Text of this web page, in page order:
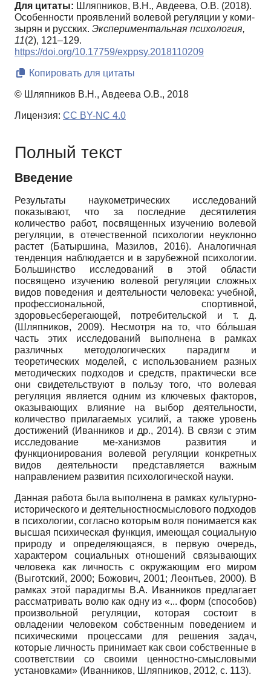
Для цитаты: Шляпников, В.Н., Авдеева, О.В. (2018).
Особенности проявлений волевой регуляции у коми-
зырян и русских. Экспериментальная психология,
11(2), 121–129.
https://doi.org/10.17759/exppsy.2018110209
Копировать для цитаты
© Шляпников В.Н., Авдеева О.В., 2018
Лицензия: CC BY-NC 4.0
Полный текст
Введение
Результаты наукометрических исследований
показывают, что за последние десятилетия
количество работ, посвященных изучению волевой
регуляции, в отечественной психологии неуклонно
растет (Батыршина, Мазилов, 2016). Аналогичная
тенденция наблюдается и в зарубежной психологии.
Большинство исследований в этой области
посвящено изучению волевой регуляции сложных
видов поведения и деятельности человека: учебной,
профессиональной, спортивной,
здоровьесберегающей, потребительской и т. д.
(Шляпников, 2009). Несмотря на то, что бóльшая
часть этих исследований выполнена в рамках
различных методологических парадигм и
теоретических моделей, с использованием разных
методических подходов и средств, практически все
они свидетельствуют в пользу того, что волевая
регуляция является одним из ключевых факторов,
оказывающих влияние на выбор деятельности,
количество прилагаемых усилий, а также уровень
достижений (Иванников и др., 2014). В связи с этим
исследование ме-ханизмов развития и
функционирования волевой регуляции конкретных
видов деятельности представляется важным
направлением развития психологической науки.
Данная работа была выполнена в рамках культурно-
исторического и деятельностно­смыслового подходов
в психологии, согласно которым воля понимается как
высшая психическая функция, имеющая социальную
природу и определяющаяся, в первую очередь,
характером социальных отношений связывающих
человека как личность с окружающим его миром
(Выготский, 2000; Божович, 2001; Леонтьев, 2000). В
рамках этой парадигмы В.А. Иванников предлагает
рассматривать волю как одну из «... форм (способов)
произвольной регуляции, которая состоит в
овладении человеком собственным поведением и
психическими процессами для решения задач,
которые личность принимает как свои собственные в
соответствии со своими ценностно-смысловыми
установками» (Иванников, Шляпников, 2012, с. 113).